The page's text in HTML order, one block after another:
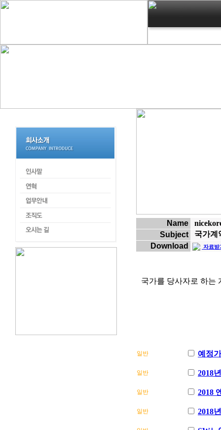
Name
Subject
국가계
Download
자료받
국가를 당사자로 하는
일반 예정
일반 2018
일반 2018
일반 2018